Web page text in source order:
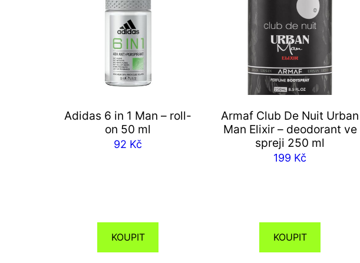
Adidas 6 in 1 Man – roll-
on 50 ml
92 Kč
KOUPIT
Armaf Club De Nuit Urban
Man Elixir – deodorant ve
spreji 250 ml
199 Kč
KOUPIT